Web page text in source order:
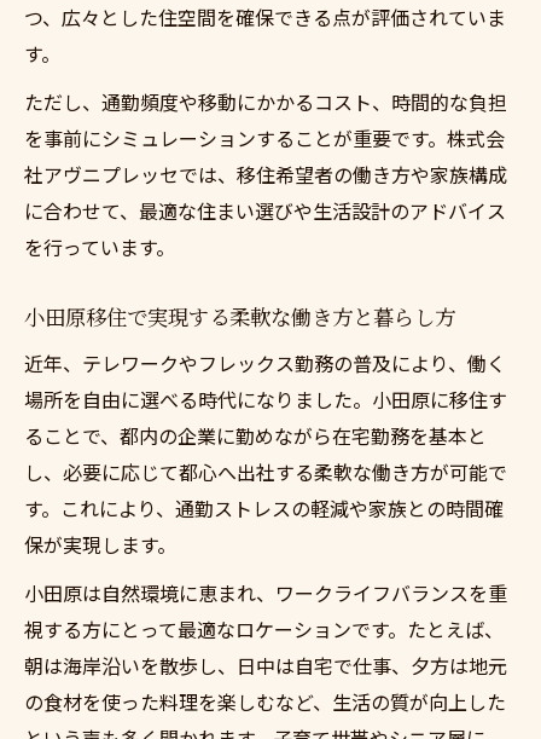
つ、広々とした住空間を確保できる点が評価されていま
す。
ただし、通勤頻度や移動にかかるコスト、時間的な負担
を事前にシミュレーションすることが重要です。株式会
社アヴニプレッセでは、移住希望者の働き方や家族構成
に合わせて、最適な住まい選びや生活設計のアドバイス
を行っています。
小田原移住で実現する柔軟な働き方と暮らし方
近年、テレワークやフレックス勤務の普及により、働く
場所を自由に選べる時代になりました。小田原に移住す
ることで、都内の企業に勤めながら在宅勤務を基本と
し、必要に応じて都心へ出社する柔軟な働き方が可能で
す。これにより、通勤ストレスの軽減や家族との時間確
保が実現します。
小田原は自然環境に恵まれ、ワークライフバランスを重
視する方にとって最適なロケーションです。たとえば、
朝は海岸沿いを散歩し、日中は自宅で仕事、夕方は地元
の食材を使った料理を楽しむなど、生活の質が向上した